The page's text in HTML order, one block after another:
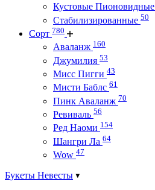
Кустовые Пионовидные
Стабилизированные 50
Сорт 780
Аваланж 160
Джумилия 53
Мисс Пигги 43
Мисти Баблс 61
Пинк Аваланж 70
Ревиваль 56
Ред Наоми 154
Шангри Ла 64
Wow 47
Букеты Невесты